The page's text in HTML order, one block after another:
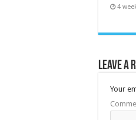
4
Leave a
Your